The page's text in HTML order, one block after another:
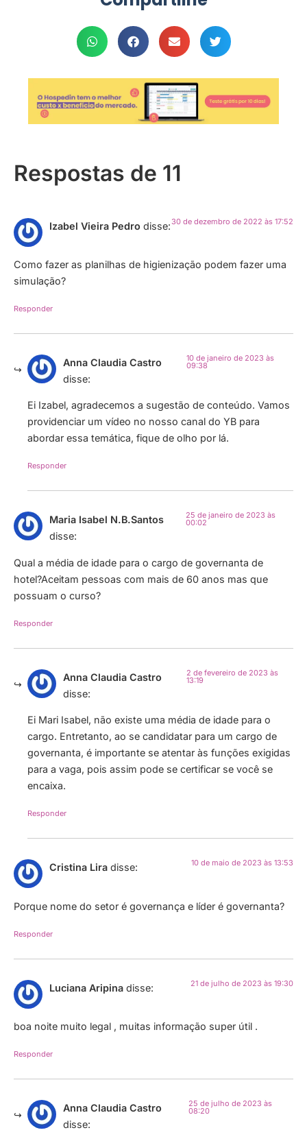
Respostas de 11
Izabel Vieira Pedro disse:30 de dezembro de 2022 às 17:52
Como fazer as planilhas de higienização podem fazer uma
simulação?
Responder
Anna Claudia Castro
disse:
10 de janeiro de 2023 às
09:38
Ei Izabel, agradecemos a sugestão de conteúdo. Vamos
providenciar um vídeo no nosso canal do YB para
abordar essa temática, fique de olho por lá.
Responder
Maria Isabel N.B.Santos
disse:
25 de janeiro de 2023 às
00:02
Qual a média de idade para o cargo de governanta de
hotel?Aceitam pessoas com mais de 60 anos mas que
possuam o curso?
Responder
Anna Claudia Castro
disse:
2 de fevereiro de 2023 às
13:19
Ei Mari Isabel, não existe uma média de idade para o
cargo. Entretanto, ao se candidatar para um cargo de
governanta, é importante se atentar às funções exigidas
para a vaga, pois assim pode se certificar se você se
encaixa.
Responder
Cristina Lira disse: 10 de maio de 2023 às 13:53
Porque nome do setor é governança e líder é governanta?
Responder
Luciana Aripina disse: 21 de julho de 2023 às 19:30
boa noite muito legal , muitas informação super útil .
Responder
Anna Claudia Castro
disse:
25 de julho de 2023 às
08:20